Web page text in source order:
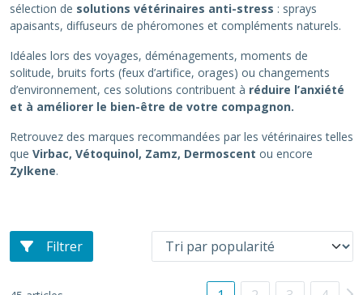
sélection de solutions vétérinaires anti-stress : sprays
apaisants, diffuseurs de phéromones et compléments naturels.
Idéales lors des voyages, déménagements, moments de
solitude, bruits forts (feux d’artifice, orages) ou changements
d’environnement, ces solutions contribuent à réduire l’anxiété
et à améliorer le bien-être de votre compagnon.
Retrouvez des marques recommandées par les vétérinaires telles
que Virbac, Vétoquinol, Zamz, Dermoscent ou encore
Zylkene.
Filtrer